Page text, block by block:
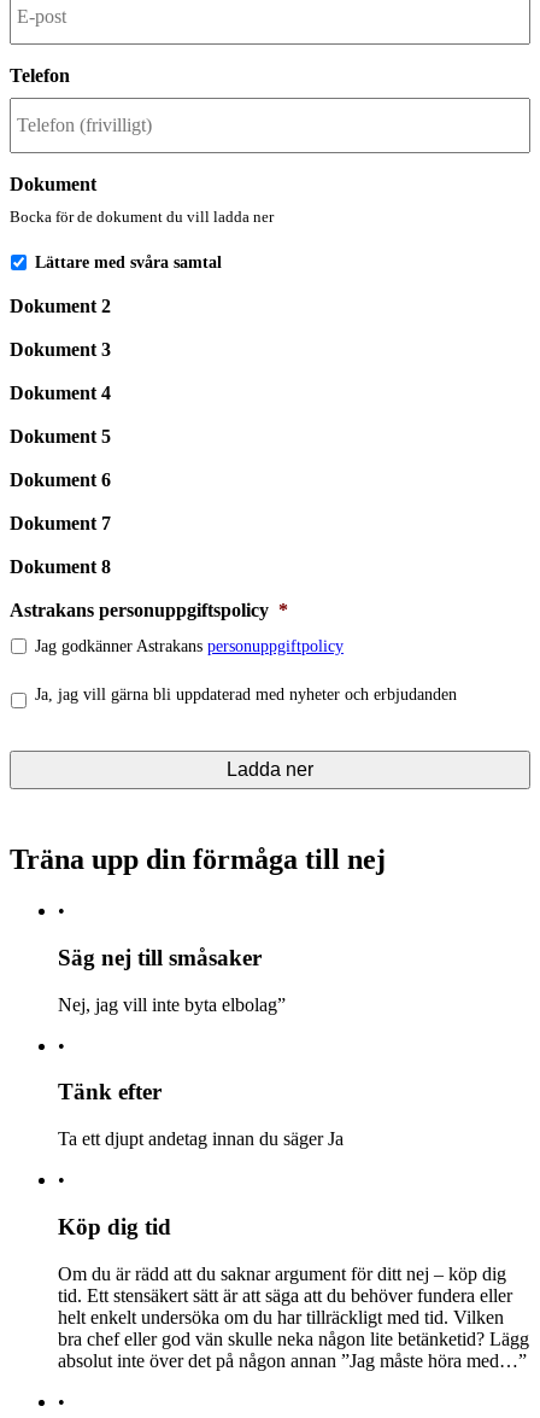
Telefon
Dokument
Bocka för de dokument du vill ladda ner
Lättare med svåra samtal
Dokument 2
Dokument 3
Dokument 4
Dokument 5
Dokument 6
Dokument 7
Dokument 8
Astrakans personuppgiftspolicy *
Jag godkänner Astrakans personuppgiftpolicy
Nyhetsbrev
Ja, jag vill gärna bli uppdaterad med nyheter och erbjudanden
Träna upp din förmåga till nej
•
Säg nej till småsaker
Nej, jag vill inte byta elbolag”
•
Tänk efter
Ta ett djupt andetag innan du säger Ja
•
Köp dig tid
Om du är rädd att du saknar argument för ditt nej – köp dig
tid. Ett stensäkert sätt är att säga att du behöver fundera eller
helt enkelt undersöka om du har tillräckligt med tid. Vilken
bra chef eller god vän skulle neka någon lite betänketid? Lägg
absolut inte över det på någon annan ”Jag måste höra med…”
•